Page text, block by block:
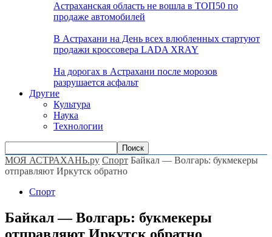
Астраханская область не вошла в ТОП50 по
продаже автомобилей
В Астрахани на День всех влюбленных стартуют
продажи кроссовера LADA XRAY
На дорогах в Астрахани после морозов
разрушается асфальт
Другие
Культура
Наука
Технологии
МОЯ АСТРАХАНЬ.ру Спорт Байкал — Волгарь: букмекеры
отправляют Иркутск обратно
Спорт
Байкал — Волгарь: букмекеры